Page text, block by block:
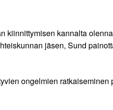
kiinnittymisen kannalta
jäsen, Sund
ongelmien